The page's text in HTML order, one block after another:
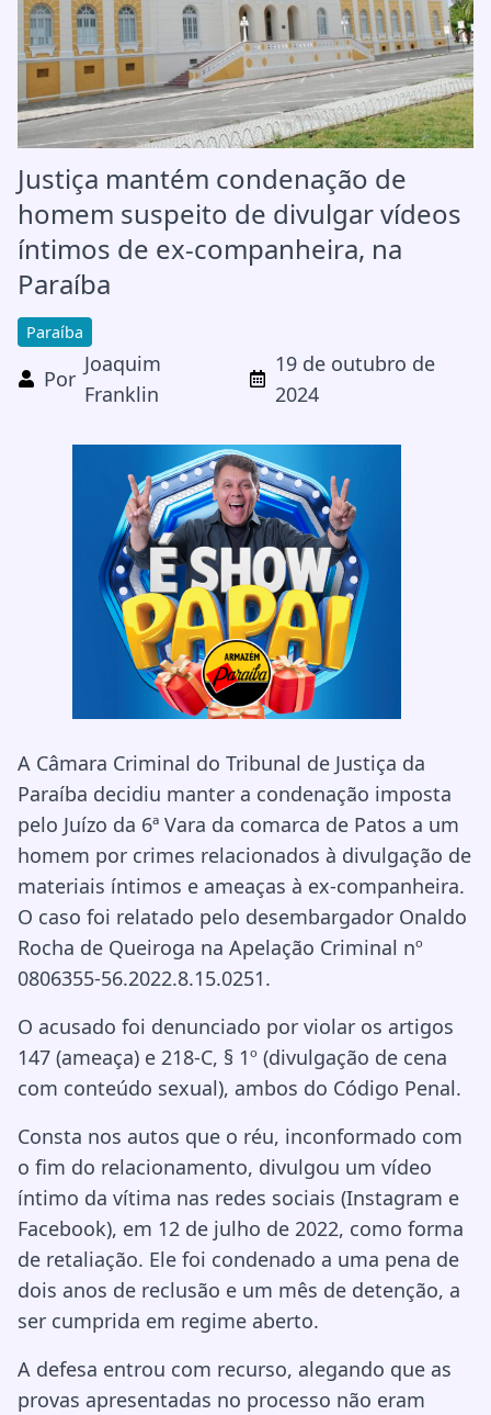
Justiça mantém condenação de
homem suspeito de divulgar vídeos
íntimos de ex-companheira, na
Paraíba
Paraíba
Por
Joaquim
Franklin
19 de outubro de
2024
A Câmara Criminal do Tribunal de Justiça da
Paraíba decidiu manter a condenação imposta
pelo Juízo da 6ª Vara da comarca de Patos a um
homem por crimes relacionados à divulgação de
materiais íntimos e ameaças à ex-companheira.
O caso foi relatado pelo desembargador Onaldo
Rocha de Queiroga na Apelação Criminal nº
0806355-56.2022.8.15.0251.
O acusado foi denunciado por violar os artigos
147 (ameaça) e 218-C, § 1º (divulgação de cena
com conteúdo sexual), ambos do Código Penal.
Consta nos autos que o réu, inconformado com
o fim do relacionamento, divulgou um vídeo
íntimo da vítima nas redes sociais (Instagram e
Facebook), em 12 de julho de 2022, como forma
de retaliação. Ele foi condenado a uma pena de
dois anos de reclusão e um mês de detenção, a
ser cumprida em regime aberto.
A defesa entrou com recurso, alegando que as
provas apresentadas no processo não eram